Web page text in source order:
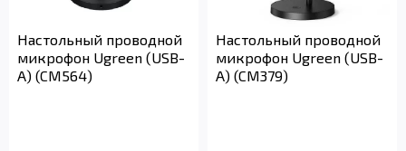
Настольный проводной
микрофон Ugreen (USB-
A) (CM564)
Настольный проводной
микрофон Ugreen (USB-
A) (CM379)